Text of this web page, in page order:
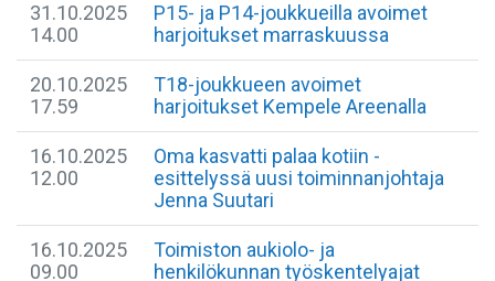
31.10.2025
14.00
P15- ja P14-joukkueilla avoimet
harjoitukset marraskuussa
20.10.2025
17.59
T18-joukkueen avoimet
harjoitukset Kempele Areenalla
16.10.2025
12.00
Oma kasvatti palaa kotiin -
esittelyssä uusi toiminnanjohtaja
Jenna Suutari
16.10.2025
09.00
Toimiston aukiolo- ja
henkilökunnan työskentelyajat